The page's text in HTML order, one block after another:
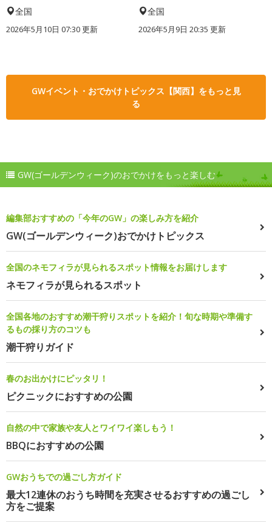
全国
2026年5月10日 07:30 更新
全国
2026年5月9日 20:35 更新
GWイベント・おでかけトピックス【関西】をもっと見
る
GW(ゴールデンウィーク)のおでかけをもっと楽しむ
編集部おすすめの「今年のGW」の楽しみ方を紹介
GW(ゴールデンウィーク)おでかけトピックス
全国のネモフィラが見られるスポット情報をお届けします
ネモフィラが見られるスポット
全国各地のおすすめ潮干狩りスポットを紹介！旬な時期や準備す
るもの採り方のコツも
潮干狩りガイド
春のお出かけにピッタリ！
ピクニックにおすすめの公園
自然の中で家族や友人とワイワイ楽しもう！
BBQにおすすめの公園
GWおうちでの過ごし方ガイド
最大12連休のおうち時間を充実させるおすすめの過ごし
方をご提案